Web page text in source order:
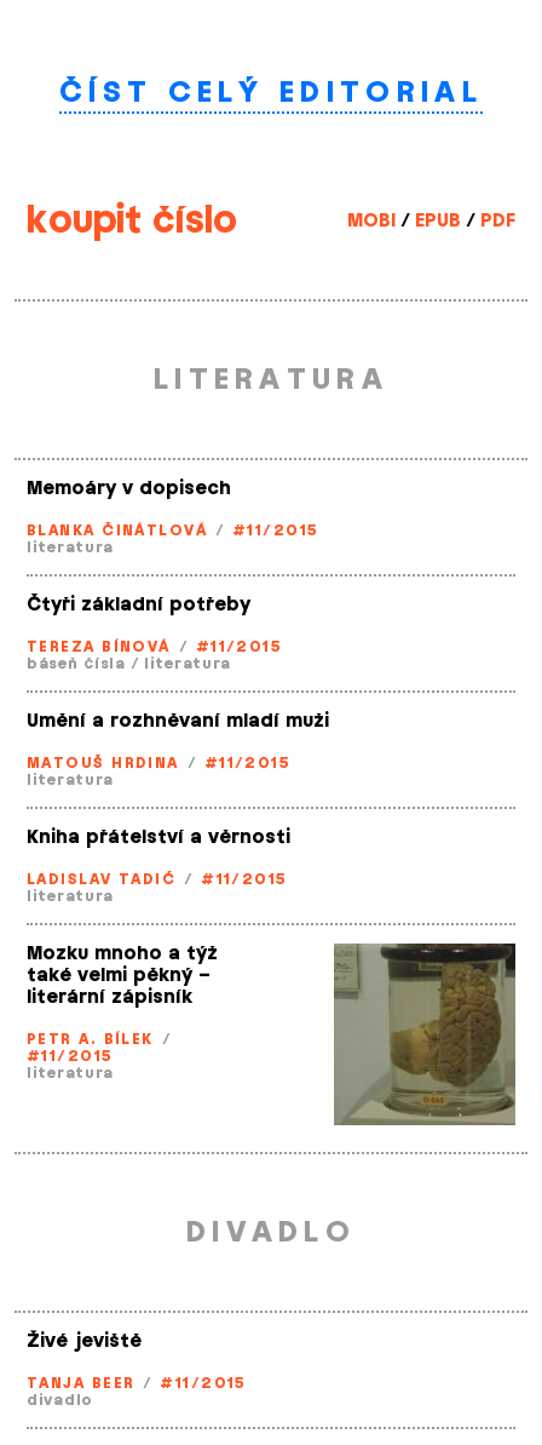
ČÍST CELÝ EDITORIAL
koupit číslo MOBI / EPUB / PDF
LITERATURA
Memoáry v dopisech
BLANKA ČINÁTLOVÁ / #11/2015
literatura
Čtyři základní potřeby
TEREZA BÍNOVÁ / #11/2015
báseň čísla / literatura
Umění a rozhněvaní mladí muži
MATOUŠ HRDINA / #11/2015
literatura
Kniha přátelství a věrnosti
LADISLAV TADIĆ / #11/2015
literatura
Mozku mnoho a týž
také velmi pěkný –
literární zápisník
PETR A. BÍLEK /
#11/2015
literatura
DIVADLO
Živé jeviště
TANJA BEER / #11/2015
divadlo